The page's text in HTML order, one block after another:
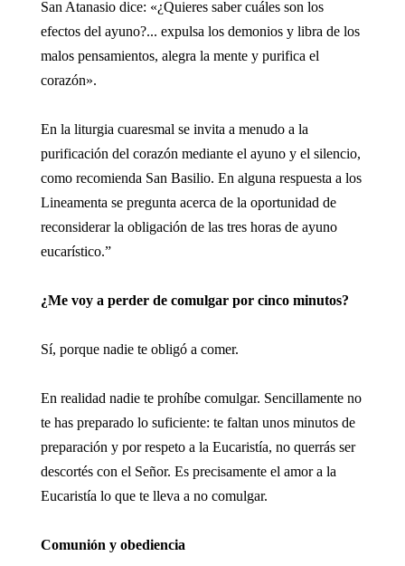
San Atanasio dice: «¿Quieres saber cuáles son los
efectos del ayuno?... expulsa los demonios y libra de los
malos pensamientos, alegra la mente y purifica el
corazón».
En la liturgia cuaresmal se invita a menudo a la
purificación del corazón mediante el ayuno y el silencio,
como recomienda San Basilio. En alguna respuesta a los
Lineamenta se pregunta acerca de la oportunidad de
reconsiderar la obligación de las tres horas de ayuno
eucarístico.”
¿Me voy a perder de comulgar por cinco minutos?
Sí, porque nadie te obligó a comer.
En realidad nadie te prohíbe comulgar. Sencillamente no
te has preparado lo suficiente: te faltan unos minutos de
preparación y por respeto a la Eucaristía, no querrás ser
descortés con el Señor. Es precisamente el amor a la
Eucaristía lo que te lleva a no comulgar.
Comunión y obediencia